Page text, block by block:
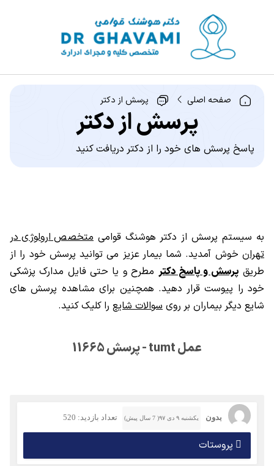
صفحه اصلی پرسش از دکتر
پرسش از دکتر
پاسخ پرسش های خود را از دکتر دریافت کنید
به سیستم پرسش از دکتر هوشنگ قوامی متخصص ارولوژی در
تهران خوش آمدید. شما بیمار عزیز می توانید پرسش خود را از
طریق پرسش و پاسخ دکتر مطرح و یا حتی فایل مدارک پزشکی
خود را پیوست قرار دهید. همچنین برای مشاهده پرسش های
شایع دیگر بیماران بر روی سوالات شایع را کلیک کنید.
عمل tumt - پرسش 11665
بدون یکشنبه ۹ دی ۹۷( 7 سال پیش) تعداد بازدید: 520
پروستات